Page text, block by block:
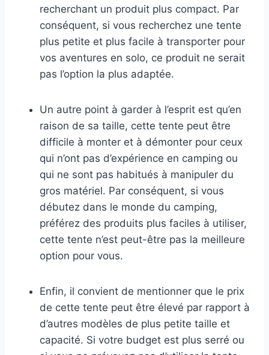
recherchant un produit plus compact. Par
conséquent, si vous recherchez une tente
plus petite et plus facile à transporter pour
vos aventures en solo, ce produit ne serait
pas l’option la plus adaptée.
Un autre point à garder à l’esprit est qu’en
raison de sa taille, cette tente peut être
difficile à monter et à démonter pour ceux
qui n’ont pas d’expérience en camping ou
qui ne sont pas habitués à manipuler du
gros matériel. Par conséquent, si vous
débutez dans le monde du camping,
préférez des produits plus faciles à utiliser,
cette tente n’est peut-être pas la meilleure
option pour vous.
Enfin, il convient de mentionner que le prix
de cette tente peut être élevé par rapport à
d’autres modèles de plus petite taille et
capacité. Si votre budget est plus serré ou